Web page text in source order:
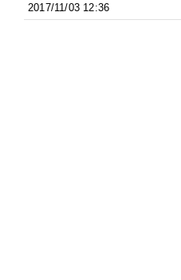
2017/11/03 12:36